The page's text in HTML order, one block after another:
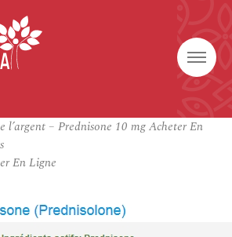
l’argent – Prednisone 10 mg Acheter En
En Ligne